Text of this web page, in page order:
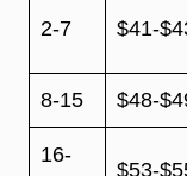
2-7 $41-
8-15 $48-
16-
$53-